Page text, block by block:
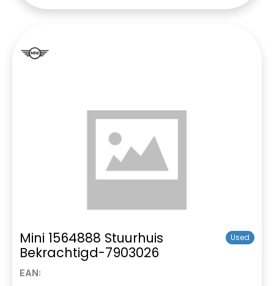
Mini 1564888 Stuurhuis
Bekrachtigd-7903026
Used
EAN: